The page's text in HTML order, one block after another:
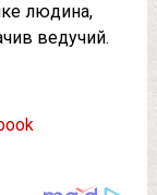
людина,
ведучий.